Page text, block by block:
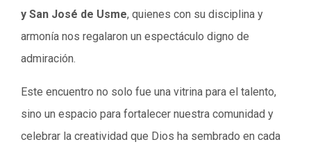
y San José de Usme, quienes con su disciplina y
armonía nos regalaron un espectáculo digno de
admiración.
Este encuentro no solo fue una vitrina para el talento,
sino un espacio para fortalecer nuestra comunidad y
celebrar la creatividad que Dios ha sembrado en cada